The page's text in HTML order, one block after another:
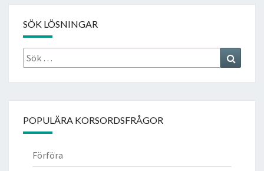
SÖK LÖSNINGAR
Sök
efter:
POPULÄRA KORSORDSFRÅGOR
Förföra